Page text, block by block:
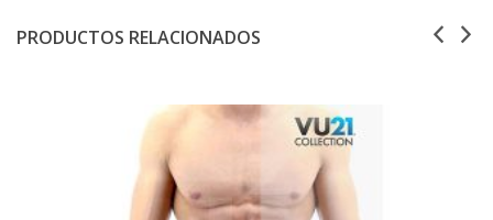
PRODUCTOS RELACIONADOS